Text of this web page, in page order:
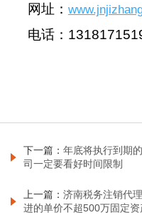
网址：
电话：
下一篇： 年底将执行到期
司一定要看好时间限制
上一篇： 济南税务注销代
进的单价不超500万固定